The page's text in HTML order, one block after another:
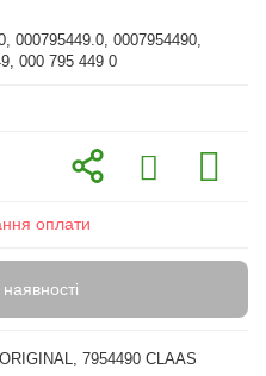
000795449.0, 0007954490,
000 795 449 0
оплати
7954490 CLAAS